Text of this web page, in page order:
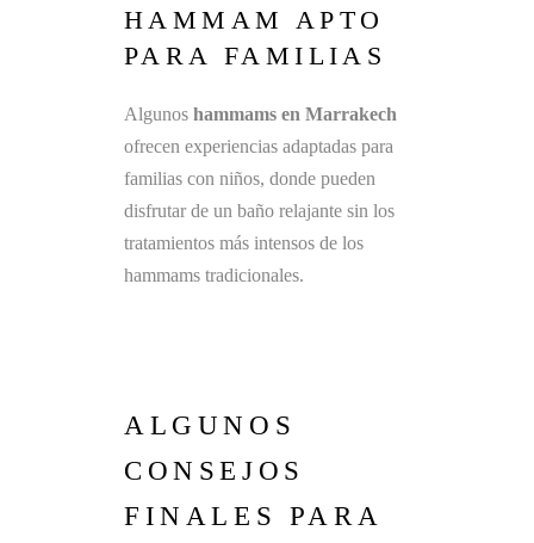
HAMMAM APTO
PARA FAMILIAS
Algunos hammams en Marrakech
ofrecen experiencias adaptadas para
familias con niños, donde pueden
disfrutar de un baño relajante sin los
tratamientos más intensos de los
hammams tradicionales.
ALGUNOS
CONSEJOS
FINALES PARA